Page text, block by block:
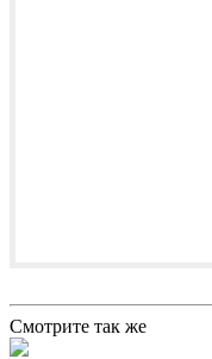
Смотрите так же